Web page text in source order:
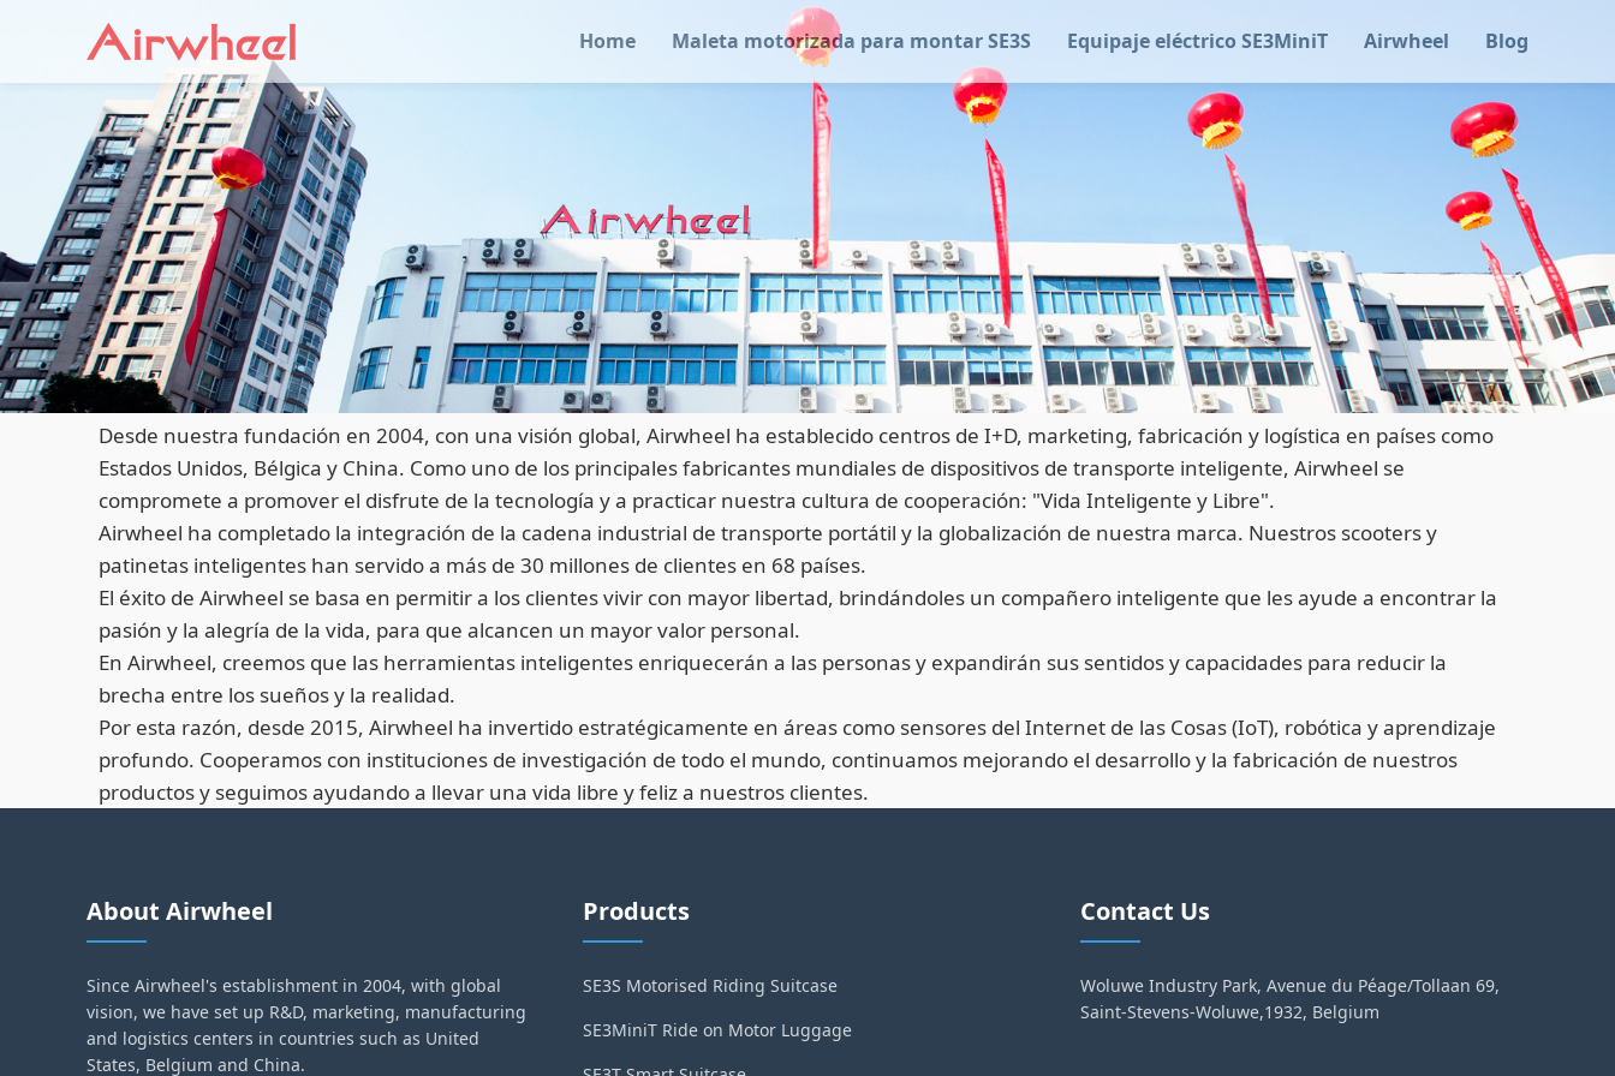
Home Maleta motorizada para montar SE3S Equipaje eléctrico SE3MiniT Airwheel Blog
Desde nuestra fundación en 2004, con una visión global, Airwheel ha establecido centros de I+D, marketing, fabricación y logística en países como
Estados Unidos, Bélgica y China. Como uno de los principales fabricantes mundiales de dispositivos de transporte inteligente, Airwheel se
compromete a promover el disfrute de la tecnología y a practicar nuestra cultura de cooperación: "Vida Inteligente y Libre".
Airwheel ha completado la integración de la cadena industrial de transporte portátil y la globalización de nuestra marca. Nuestros scooters y
patinetas inteligentes han servido a más de 30 millones de clientes en 68 países.
El éxito de Airwheel se basa en permitir a los clientes vivir con mayor libertad, brindándoles un compañero inteligente que les ayude a encontrar la
pasión y la alegría de la vida, para que alcancen un mayor valor personal.
En Airwheel, creemos que las herramientas inteligentes enriquecerán a las personas y expandirán sus sentidos y capacidades para reducir la
brecha entre los sueños y la realidad.
Por esta razón, desde 2015, Airwheel ha invertido estratégicamente en áreas como sensores del Internet de las Cosas (IoT), robótica y aprendizaje
profundo. Cooperamos con instituciones de investigación de todo el mundo, continuamos mejorando el desarrollo y la fabricación de nuestros
productos y seguimos ayudando a llevar una vida libre y feliz a nuestros clientes.
About Airwheel
Since Airwheel's establishment in 2004, with global
vision, we have set up R&D, marketing, manufacturing
and logistics centers in countries such as United
States, Belgium and China.
Products
SE3S Motorised Riding Suitcase
SE3MiniT Ride on Motor Luggage
Contact Us
Woluwe Industry Park, Avenue du Péage/Tollaan 69,
Saint-Stevens-Woluwe,1932, Belgium